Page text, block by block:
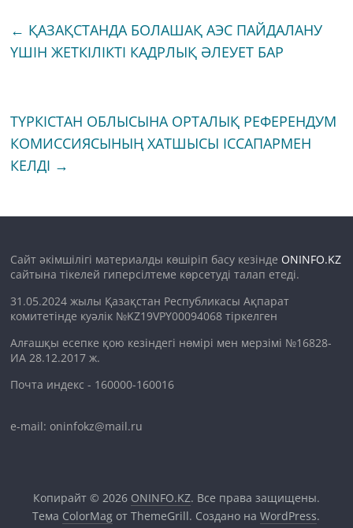
← ҚАЗАҚСТАНДА БОЛАШАҚ АЭС ПАЙДАЛАНУ
ҮШІН ЖЕТКІЛІКТІ КАДРЛЫҚ ӘЛЕУЕТ БАР
ТҮРКІСТАН ОБЛЫСЫНА ОРТАЛЫҚ РЕФЕРЕНДУМ
КОМИССИЯСЫНЫҢ ХАТШЫСЫ ІССАПАРМЕН
КЕЛДІ →
Сайт әкімшілігі материалды көшіріп басу кезінде ONINFO.KZ
сайтына тікелей гиперсілтеме көрсетуді талап етеді.
31.05.2024 жылы Қазақстан Республикасы Ақпарат
комитетінде куәлік №KZ19VPY00094068 тіркелген
Алғашқы есепке қою кезіндегі нөмірі мен мерзімі №16828-
ИА 28.12.2017 ж.
Почта индекс - 160000-160016
e-mail: oninfokz@mail.ru
Копирайт © 2026 ONINFO.KZ. Все права защищены.
Тема ColorMag от ThemeGrill. Создано наWordPress.